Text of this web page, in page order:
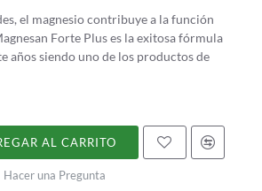
el magnesio contribuye a la función
Forte Plus es la exitosa fórmula
años siendo uno de los productos de
AL CARRITO
Hacer una Pregunta